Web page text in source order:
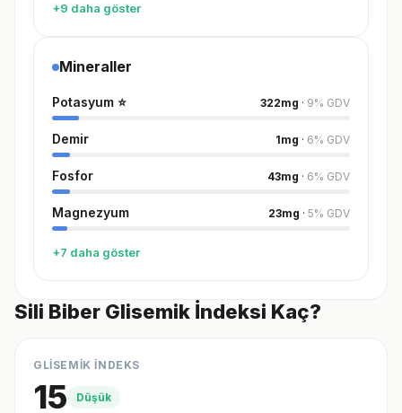
+9 daha göster
Mineraller
Potasyum ⭐ 322mg · 9% GDV
Demir 1mg · 6% GDV
Fosfor 43mg · 6% GDV
Magnezyum 23mg · 5% GDV
+7 daha göster
Sili Biber Glisemik İndeksi Kaç?
GLİSEMİK İNDEKS
15 Düşük